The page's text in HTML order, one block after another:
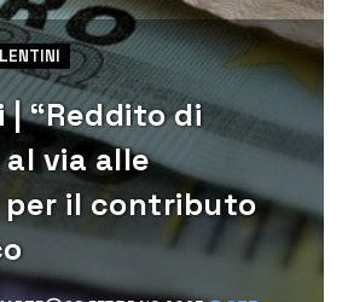
“Reddito di
via alle
per il contributo